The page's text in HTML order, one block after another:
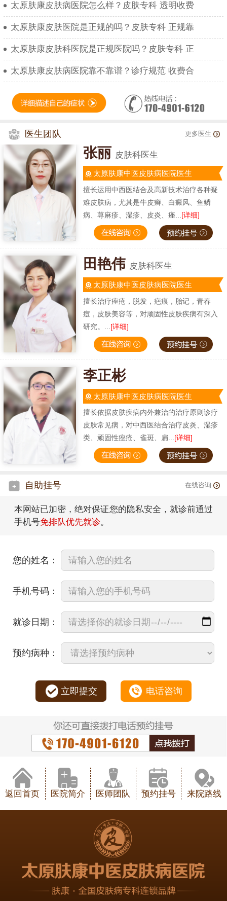
太原肤康皮肤病医院怎么样？皮肤专科 透明收费
太原肤康皮肤医院是正规的吗？皮肤专科 正规靠
太原肤康皮肤科医院是正规医院吗？皮肤专科 正
太原肤康皮肤病医院靠不靠谱？诊疗规范 收费合
医生团队 更多医生
张丽 皮肤科医生
太原肤康中医皮肤病医院医生
擅长运用中西医结合及高新技术治疗各种疑
难皮肤病，尤其是牛皮癣、白癜风、鱼鳞
病、荨麻疹、湿疹、皮炎、痤... [详细]
田艳伟 皮肤科医生
太原肤康中医皮肤病医院医生
擅长治疗痤疮，脱发，疤痕，胎记，青春
痘，皮肤美容等，对顽固性皮肤疾病有深入
研究。... [详细]
李正彬
太原肤康中医皮肤病医院医生
擅长依据皮肤疾病内外兼治的治疗原则诊疗
皮肤常见病，对中西医结合治疗皮炎、湿疹
类、顽固性痤疮、雀斑、扁...[详细]
自助挂号 在线咨询
本网站已加密，绝对保证您的隐私安全，就诊前通过
手机号免排队优先就诊。
您的姓名：
手机号码：
就诊日期：
预约病种：
立即提交 电话咨询
返回首页 医院简介 医师团队 预约挂号 来院路线